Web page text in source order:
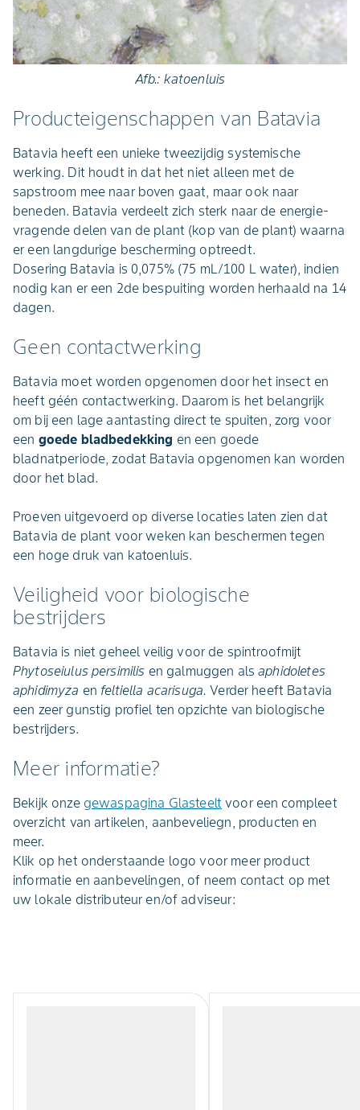
Afb.: katoenluis
Producteigenschappen van Batavia
Batavia heeft een unieke tweezijdig systemische
werking. Dit houdt in dat het niet alleen met de
sapstroom mee naar boven gaat, maar ook naar
beneden. Batavia verdeelt zich sterk naar de energie-
vragende delen van de plant (kop van de plant) waarna
er een langdurige bescherming optreedt.
Dosering Batavia is 0,075% (75 mL/100 L water), indien
nodig kan er een 2de bespuiting worden herhaald na 14
dagen.
Geen contactwerking
Batavia moet worden opgenomen door het insect en
heeft géén contactwerking. Daarom is het belangrijk
om bij een lage aantasting direct te spuiten, zorg voor
een goede bladbedekking en een goede
bladnatperiode, zodat Batavia opgenomen kan worden
door het blad.
Proeven uitgevoerd op diverse locaties laten zien dat
Batavia de plant voor weken kan beschermen tegen
een hoge druk van katoenluis.
Veiligheid voor biologische
bestrijders
Batavia is niet geheel veilig voor de spintroofmijt
Phytoseiulus persimilis en galmuggen alsaphidoletes
aphidimyza en feltiella acarisuga.Verder heeft Batavia
een zeer gunstig profiel ten opzichte van biologische
bestrijders.
Meer informatie?
Bekijk onze gewaspagina Glasteelt voor een compleet
overzicht van artikelen, aanbeveliegn, producten en
meer.
Klik op het onderstaande logo voor meer product
informatie en aanbevelingen, of neem contact op met
uw lokale distributeur en/of adviseur: